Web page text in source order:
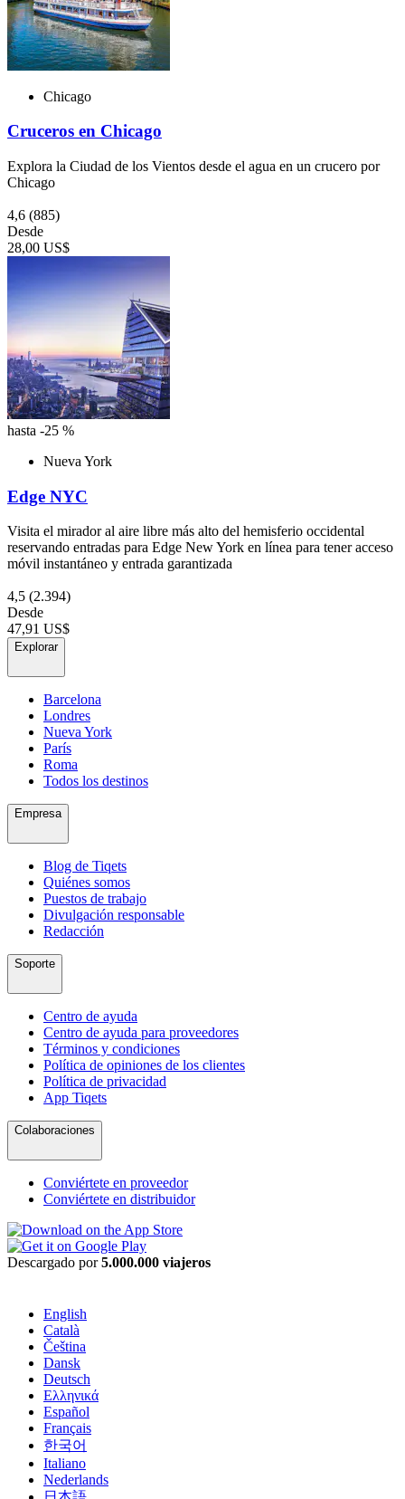
Chicago
Cruceros en Chicago
Explora la Ciudad de los Vientos desde el agua en un crucero por
Chicago
4,6 (885)
Desde
28,00 US$
hasta -25 %
Nueva York
Edge NYC
Visita el mirador al aire libre más alto del hemisferio occidental
reservando entradas para Edge New York en línea para tener acceso
móvil instantáneo y entrada garantizada
4,5 (2.394)
Desde
47,91 US$
Explorar
Barcelona
Londres
Nueva York
París
Roma
Todos los destinos
Empresa
Blog de Tiqets
Quiénes somos
Puestos de trabajo
Divulgación responsable
Redacción
Soporte
Centro de ayuda
Centro de ayuda para proveedores
Términos y condiciones
Política de opiniones de los clientes
Política de privacidad
App Tiqets
Colaboraciones
Conviértete en proveedor
Conviértete en distribuidor
Descargado por5.000.000 viajeros
English
Català
Čeština
Dansk
Deutsch
Ελληνικά
Español
Français
한국어
Italiano
Nederlands